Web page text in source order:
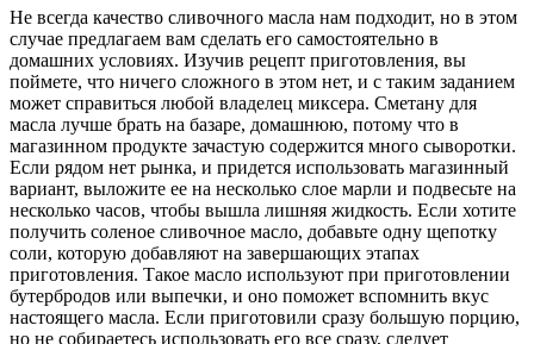
Не всегда качество сливочного масла нам подходит, но в этом
случае предлагаем вам сделать его самостоятельно в
домашних условиях. Изучив рецепт приготовления, вы
поймете, что ничего сложного в этом нет, и с таким заданием
может справиться любой владелец миксера. Сметану для
масла лучше брать на базаре, домашнюю, потому что в
магазинном продукте зачастую содержится много сыворотки.
Если рядом нет рынка, и придется использовать магазинный
вариант, выложите ее на несколько слое марли и подвесьте на
несколько часов, чтобы вышла лишняя жидкость. Если хотите
получить соленое сливочное масло, добавьте одну щепотку
соли, которую добавляют на завершающих этапах
приготовления. Такое масло используют при приготовлении
бутербродов или выпечки, и оно поможет вспомнить вкус
настоящего масла. Если приготовили сразу большую порцию,
но не собираетесь использовать его все сразу, следует